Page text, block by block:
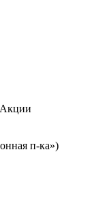
Акции
п-ка»)